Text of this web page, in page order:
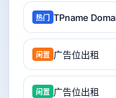
热门 TPname
闲置 广告位出租
闲置 广告位出租